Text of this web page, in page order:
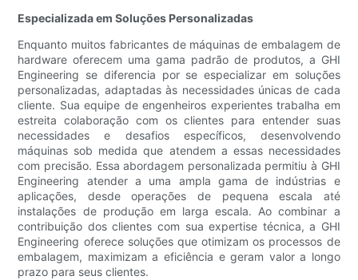
Especializada em Soluções Personalizadas
Enquanto muitos fabricantes de máquinas de embalagem de
hardware oferecem uma gama padrão de produtos, a GHI
Engineering se diferencia por se especializar em soluções
personalizadas, adaptadas às necessidades únicas de cada
cliente. Sua equipe de engenheiros experientes trabalha em
estreita colaboração com os clientes para entender suas
necessidades e desafios específicos, desenvolvendo
máquinas sob medida que atendem a essas necessidades
com precisão. Essa abordagem personalizada permitiu à GHI
Engineering atender a uma ampla gama de indústrias e
aplicações, desde operações de pequena escala até
instalações de produção em larga escala. Ao combinar a
contribuição dos clientes com sua expertise técnica, a GHI
Engineering oferece soluções que otimizam os processos de
embalagem, maximizam a eficiência e geram valor a longo
prazo para seus clientes.